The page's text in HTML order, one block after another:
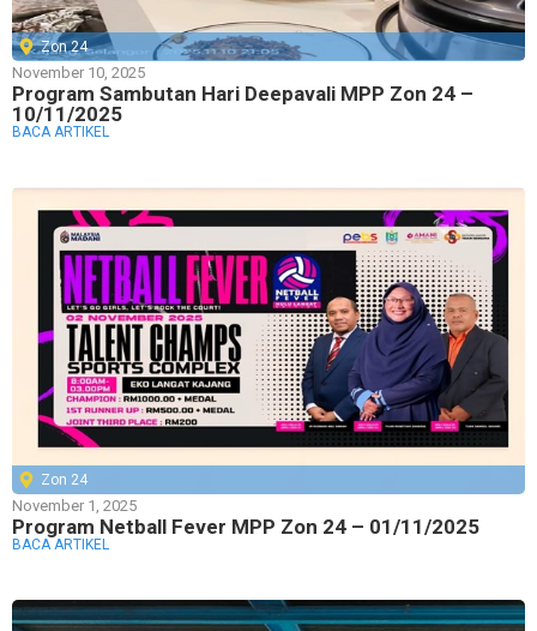
Zon 24
November 10, 2025
Program Sambutan Hari Deepavali MPP Zon 24 –
10/11/2025
BACA ARTIKEL
Zon 24
November 1, 2025
Program Netball Fever MPP Zon 24 – 01/11/2025
BACA ARTIKEL